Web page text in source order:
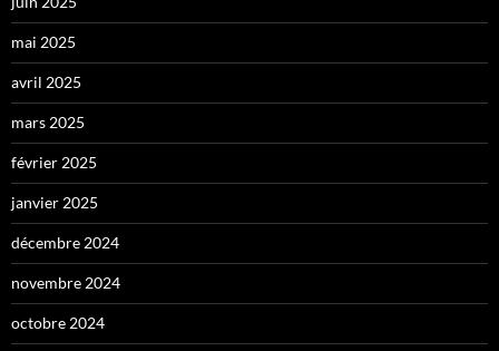
mai 2025
avril 2025
mars 2025
février 2025
janvier 2025
décembre 2024
novembre 2024
octobre 2024